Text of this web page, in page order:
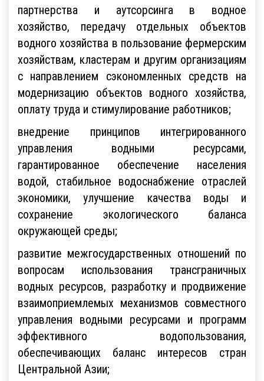
партнерства и аутсорсинга в водное
хозяйство, передачу отдельных объектов
водного хозяйства в пользование фермерским
хозяйствам, кластерам и другим организациям
с направлением сэкономленных средств на
модернизацию объектов водного хозяйства,
оплату труда и стимулирование работников;
внедрение принципов интегрированного
управления водными ресурсами,
гарантированное обеспечение населения
водой, стабильное водоснабжение отраслей
экономики, улучшение качества воды и
сохранение экологического баланса
окружающей среды;
развитие межгосударственных отношений по
вопросам использования трансграничных
водных ресурсов, разработку и продвижение
взаимоприемлемых механизмов совместного
управления водными ресурсами и программ
эффективного водопользования,
обеспечивающих баланс интересов стран
Центральной Азии;